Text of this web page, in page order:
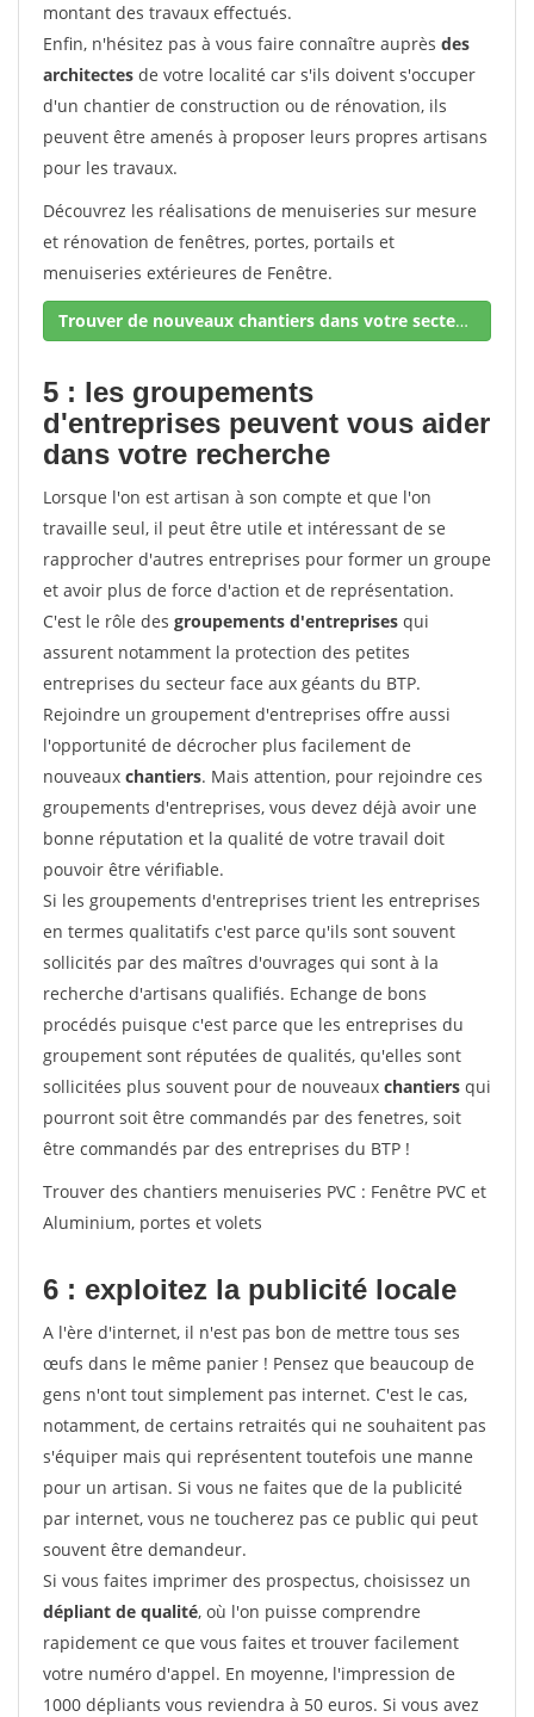
montant des travaux effectués.
Enfin, n'hésitez pas à vous faire connaître auprès des
architectes de votre localité car s'ils doivent s'occuper
d'un chantier de construction ou de rénovation, ils
peuvent être amenés à proposer leurs propres artisans
pour les travaux.
Découvrez les réalisations de menuiseries sur mesure
et rénovation de fenêtres, portes, portails et
menuiseries extérieures de Fenêtre.
Trouver de nouveaux chantiers dans votre secteur !
5 : les groupements
d'entreprises peuvent vous aider
dans votre recherche
Lorsque l'on est artisan à son compte et que l'on
travaille seul, il peut être utile et intéressant de se
rapprocher d'autres entreprises pour former un groupe
et avoir plus de force d'action et de représentation.
C'est le rôle des groupements d'entreprises qui
assurent notamment la protection des petites
entreprises du secteur face aux géants du BTP.
Rejoindre un groupement d'entreprises offre aussi
l'opportunité de décrocher plus facilement de
nouveaux chantiers. Mais attention, pour rejoindre ces
groupements d'entreprises, vous devez déjà avoir une
bonne réputation et la qualité de votre travail doit
pouvoir être vérifiable.
Si les groupements d'entreprises trient les entreprises
en termes qualitatifs c'est parce qu'ils sont souvent
sollicités par des maîtres d'ouvrages qui sont à la
recherche d'artisans qualifiés. Echange de bons
procédés puisque c'est parce que les entreprises du
groupement sont réputées de qualités, qu'elles sont
sollicitées plus souvent pour de nouveaux chantiers qui
pourront soit être commandés par des fenetres, soit
être commandés par des entreprises du BTP !
Trouver des chantiers menuiseries PVC : Fenêtre PVC et
Aluminium, portes et volets
6 : exploitez la publicité locale
A l'ère d'internet, il n'est pas bon de mettre tous ses
œufs dans le même panier ! Pensez que beaucoup de
gens n'ont tout simplement pas internet. C'est le cas,
notamment, de certains retraités qui ne souhaitent pas
s'équiper mais qui représentent toutefois une manne
pour un artisan. Si vous ne faites que de la publicité
par internet, vous ne toucherez pas ce public qui peut
souvent être demandeur.
Si vous faites imprimer des prospectus, choisissez un
dépliant de qualité, où l'on puisse comprendre
rapidement ce que vous faites et trouver facilement
votre numéro d'appel. En moyenne, l'impression de
1000 dépliants vous reviendra à 50 euros. Si vous avez